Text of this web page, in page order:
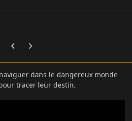
Previous carousel slide
Next carousel slide
dans le dangereux monde
tracer leur destin.